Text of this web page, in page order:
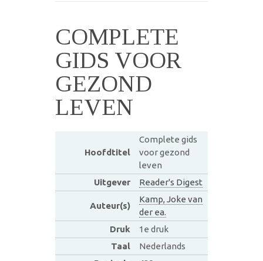
COMPLETE
GIDS VOOR
GEZOND
LEVEN
Hoofdtitel
Complete gids
voor gezond
leven
Uitgever
Reader's Digest
Auteur(s)
Kamp, Joke van
der ea.
Druk
1e druk
Taal
Nederlands